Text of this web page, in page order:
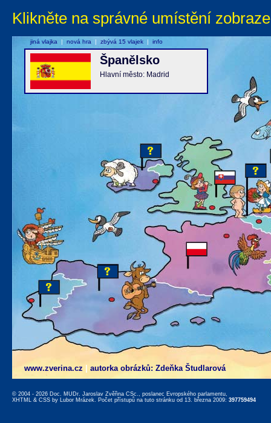
Klikněte na správné umístění
www.zverina.cz autorka obrázků: Zdeňka Študlarová
Španělsko
Hlavní město: Madrid
jiná vlajka | nová hra | zbývá 15 vlajek | info
© 2004 - 2026 Doc. MUDr. Jaroslav Zvěřina CSc., poslanec Evropského parlamentu,
XHTML & CSS by Lubor Mrázek. Počet přístupů na tuto stránku od 13. března 2009: 397759494